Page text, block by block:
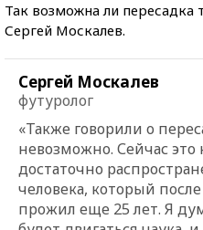
Так возможна ли пересадка
Сергей Москалев.
Сергей Москалев
футуролог
«Также говорили о
невозможно. Сейчас это
достаточно
человека, который
прожил еще 25 лет. Я